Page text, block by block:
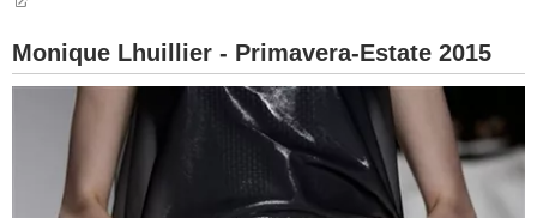
Monique Lhuillier - Primavera-Estate 2015